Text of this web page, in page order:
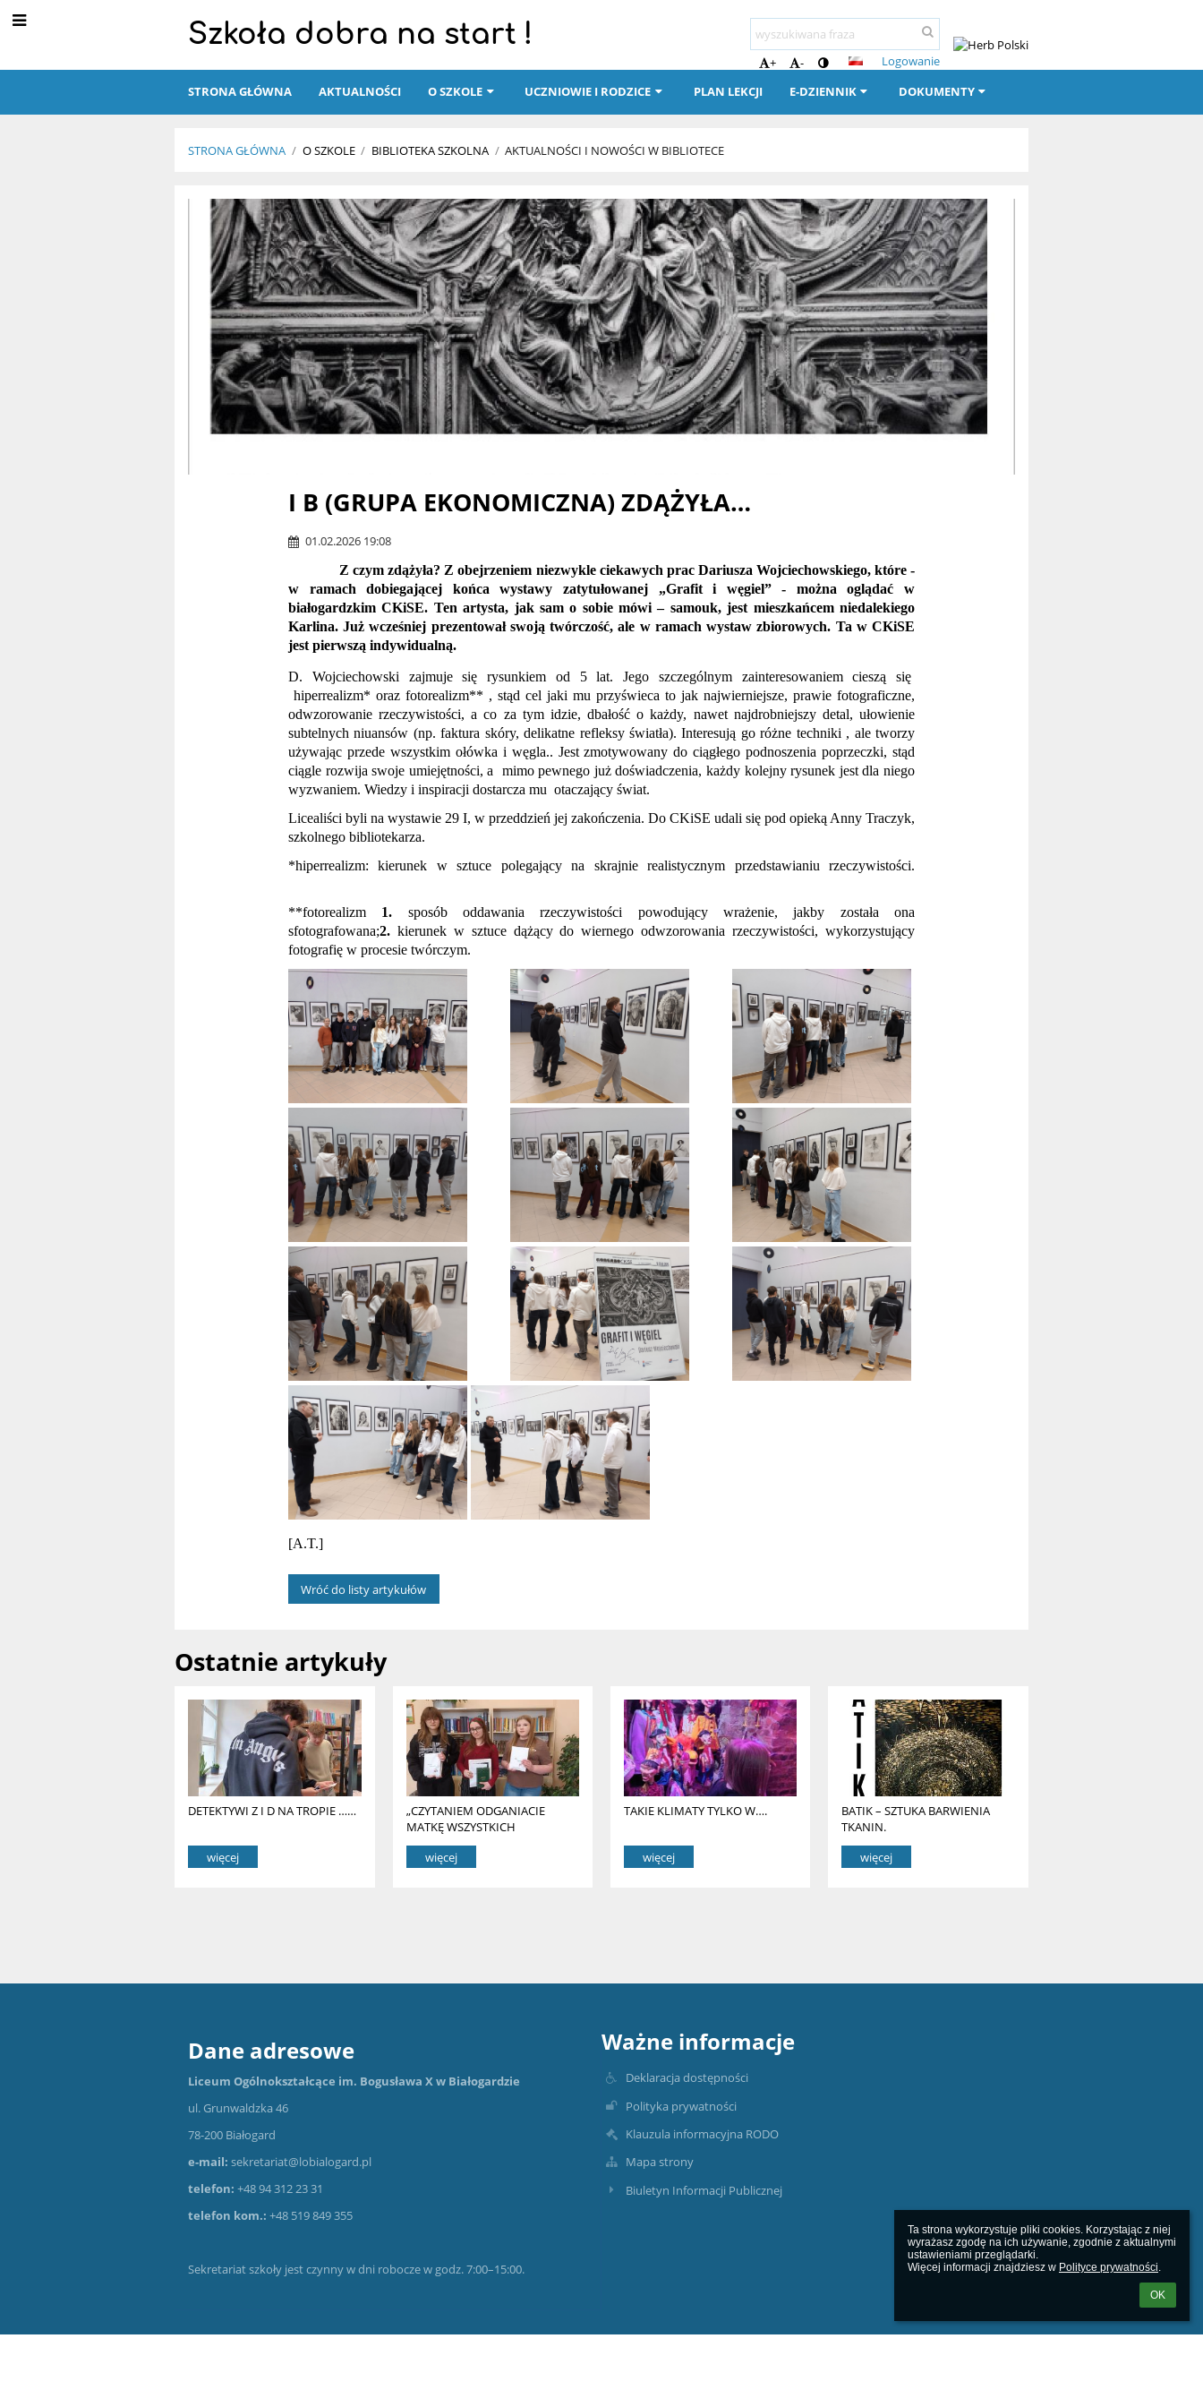
Ta strona wykorzystuje pliki cookies. Korzystając z niej
wyrażasz zgodę na ich używanie, zgodnie z aktualnymi
ustawieniami przeglądarki.
Więcej informacji znajdziesz w Polityce prywatności.
OK
Szkoła dobra na start !
+ -
Logowanie
STRONA GŁÓWNA
AKTUALNOŚCI O SZKOLE UCZNIOWIE I RODZICE PLAN LEKCJI E-DZIENNIK DOKUMENTY
STRONA GŁÓWNA / O SZKOLE / BIBLIOTEKA SZKOLNA / AKTUALNOŚCI I NOWOŚCI W BIBLIOTECE
Aktualności
nowości
bibliotece
I B (GRUPA EKONOMICZNA) ZDĄŻYŁA…
01.02.2026 19:08
Z czym zdążyła? Z obejrzeniem niezwykle ciekawych prac Dariusza Wojciechowskiego, które -
w ramach dobiegającej końca wystawy zatytułowanej „Grafit i węgiel” - można oglądać w
białogardzkim CKiSE. Ten artysta, jak sam o sobie mówi – samouk, jest mieszkańcem niedalekiego
Karlina. Już wcześniej prezentował swoją twórczość, ale w ramach wystaw zbiorowych. Ta w CKiSE
jest pierwszą indywidualną.
D. Wojciechowski zajmuje się rysunkiem od 5 lat. Jego szczególnym zainteresowaniem cieszą się
hiperrealizm* oraz fotorealizm** , stąd cel jaki mu przyświeca to jak najwierniejsze, prawie fotograficzne,
odwzorowanie rzeczywistości, a co za tym idzie, dbałość o każdy, nawet najdrobniejszy detal, ułowienie
subtelnych niuansów (np. faktura skóry, delikatne refleksy światła). Interesują go różne techniki , ale tworzy
używając przede wszystkim ołówka i węgla.. Jest zmotywowany do ciągłego podnoszenia poprzeczki, stąd
ciągle rozwija swoje umiejętności, a mimo pewnego już doświadczenia, każdy kolejny rysunek jest dla niego
wyzwaniem. Wiedzy i inspiracji dostarcza mu otaczający świat.
Licealiści byli na wystawie 29 I, w przeddzień jej zakończenia. Do CKiSE udali się pod opieką Anny Traczyk,
szkolnego bibliotekarza.
*hiperrealizm: kierunek w sztuce polegający na skrajnie realistycznym przedstawianiu rzeczywistości.
**fotorealizm 1. sposób oddawania rzeczywistości powodujący wrażenie, jakby została ona
sfotografowana;2. kierunek w sztuce dążący do wiernego odwzorowania rzeczywistości, wykorzystujący
fotografię w procesie twórczym.
[A.T.]
Wróć do listy artykułów
Ostatnie artykuły
DETEKTYWI Z I D NA TROPIE ……
więcej
„CZYTANIEM ODGANIACIE
MATKĘ WSZYSTKICH
GRZECHÓW – PRÓŻNOWANIE”
więcej
TAKIE KLIMATY TYLKO W….
więcej
BATIK – SZTUKA BARWIENIA
TKANIN.
więcej
Dane adresowe
Liceum Ogólnokształcące im. Bogusława X w Białogardzie
ul. Grunwaldzka 46
78-200 Białogard
e-mail: sekretariat@lobialogard.pl
telefon: +48 94 312 23 31
telefon kom.:+48 519 849 355
Sekretariat szkoły jest czynny w dni robocze w godz. 7:00–15:00.
Ważne informacje
Deklaracja dostępności
Polityka prywatności
Klauzula informacyjna RODO
Mapa strony
Biuletyn Informacji Publicznej